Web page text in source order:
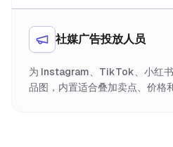
社媒广告投放人员
为 Instagram、TikTok、小红
品图，内置适合叠加卖点、价格